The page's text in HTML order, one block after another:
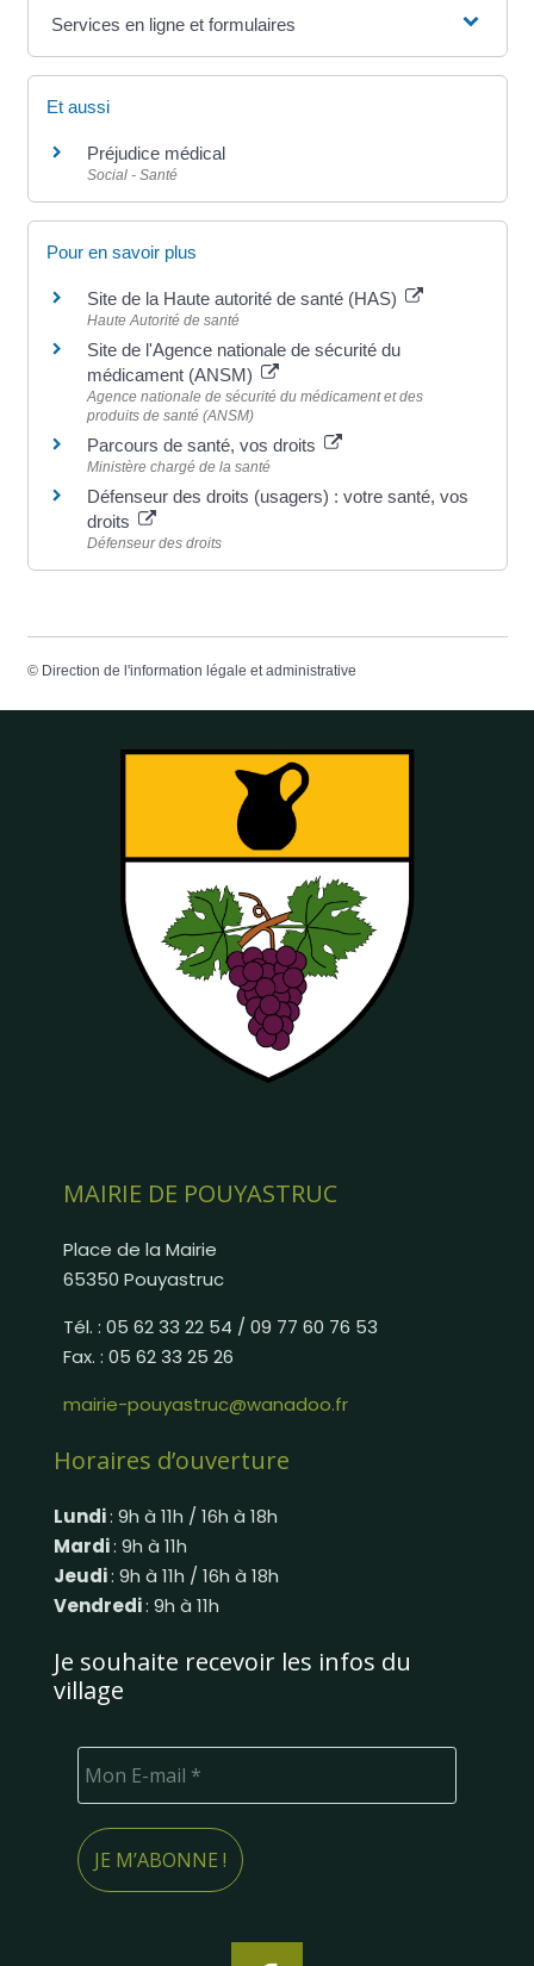
Services en ligne et formulaires
Et aussi
Préjudice médical
Social - Santé
Pour en savoir plus
Site de la Haute autorité de santé (HAS)
Haute Autorité de santé
Site de l'Agence nationale de sécurité du
médicament (ANSM)
Agence nationale de sécurité du médicament et des
produits de santé (ANSM)
Parcours de santé, vos droits
Ministère chargé de la santé
Défenseur des droits (usagers) : votre santé, vos
droits
Défenseur des droits
© Direction de l'information légale et administrative
MAIRIE DE POUYASTRUC
Place de la Mairie
65350 Pouyastruc
Tél. : 05 62 33 22 54 / 09 77 60 76 53
Fax. : 05 62 33 25 26
mairie-pouyastruc@wanadoo.fr
Horaires d’ouverture
Lundi: 9h à 11h / 16h à 18h
Mardi: 9h à 11h
Jeudi: 9h à 11h / 16h à 18h
Vendredi: 9h à 11h
Je souhaite recevoir les infos du
village